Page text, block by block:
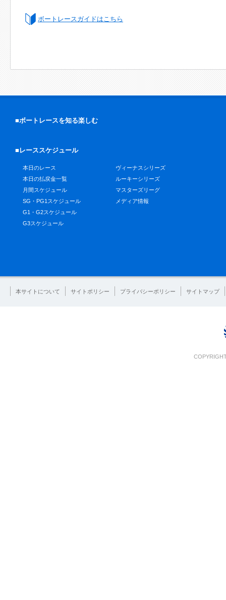
ボートレースガイドはこちら
■ボートレースを知る楽しむ
■レーススケジュール
本日のレース
本日の払戻金一覧
月間スケジュール
SG・PG1スケジュール
G1・G2スケジュール
G3スケジュール
ヴィーナスシリーズ
ルーキーシリーズ
マスターズリーグ
メディア情報
本サイトについて サイトポリシー プライバシーポリシー サイトマップ